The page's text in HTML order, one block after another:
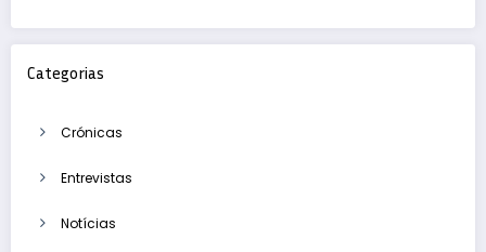
Categorias
Crónicas
Entrevistas
Notícias